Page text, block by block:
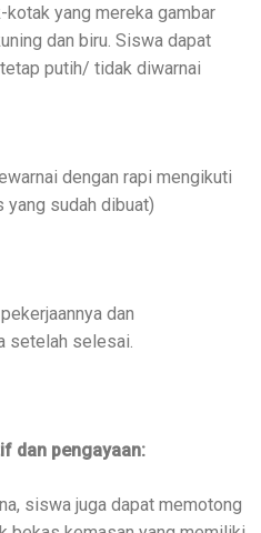
yang mereka gambar
dan biru. Siswa dapat
putih/ tidak diwarnai
dengan rapi mengikuti
yang sudah dibuat)
dan
setelah selesai.
dan pengayaan:
siswa juga dapat memotong